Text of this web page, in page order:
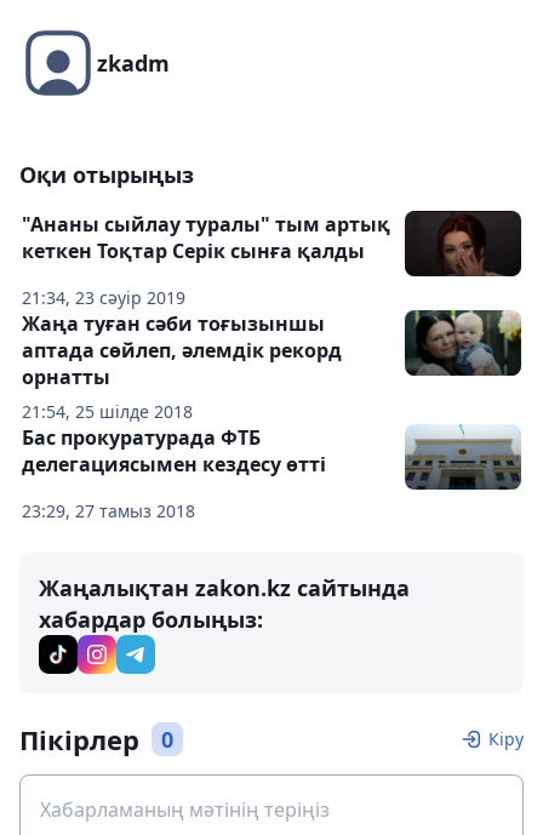
zkadm
Оқи отырыңыз
21:34, 23 сәуір 2019
"Ананы сыйлау туралы" тым артық
кеткен Тоқтар Серік сынға қалды
21:54, 25 шілде 2018
Жаңа туған сәби тоғызыншы
аптада сөйлеп, әлемдік рекорд
орнатты
23:29, 27 тамыз 2018
Бас прокуратурада ФТБ
делегациясымен кездесу өтті
Жаңалықтан zakon.kz сайтында
хабардар болыңыз:
Пікірлер 0 Кіру